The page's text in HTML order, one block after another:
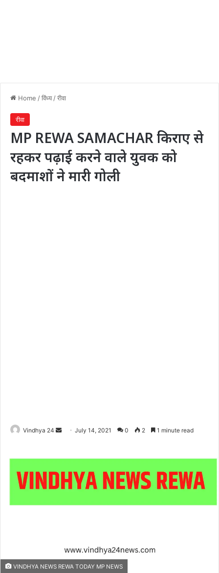
Home /विंध्य /रीवा
रीवा
MP REWA SAMACHAR किराए से
रहकर पढ़ाई करने वाले युवक को
बदमाशों ने मारी गोली
Vindhya 24
SendJuly 14, 2021 0 2 1 minute read
VINDHYA NEWS REWA TODAY MP NEWS